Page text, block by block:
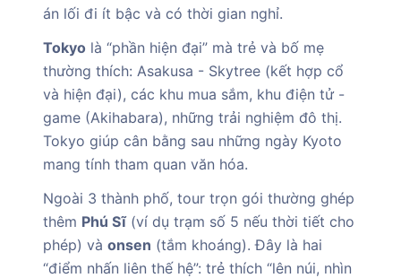
án lối đi ít bậc và có thời gian nghỉ.
Tokyo là “phần hiện đại” mà trẻ và bố mẹ
thường thích: Asakusa - Skytree (kết hợp cổ
và hiện đại), các khu mua sắm, khu điện tử -
game (Akihabara), những trải nghiệm đô thị.
Tokyo giúp cân bằng sau những ngày Kyoto
mang tính tham quan văn hóa.
Ngoài 3 thành phố, tour trọn gói thường ghép
thêm Phú Sĩ(ví dụ trạm số 5 nếu thời tiết cho
phép) và onsen (tắm khoáng). Đây là hai
“điểm nhấn liên thế hệ”: trẻ thích “lên núi, nhìn